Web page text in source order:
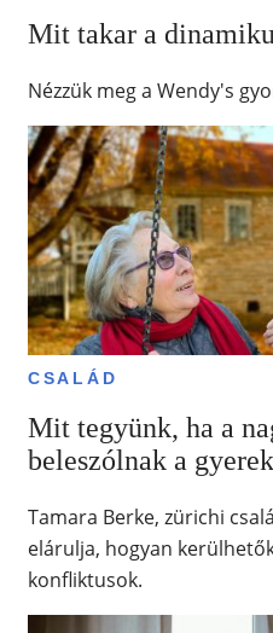
Mit takar a
Nézzük meg a Wendy's
CSALÁD
Mit tegyünk, ha a
beleszólnak a
Tamara Berke, zürichi
elárulja, hogyan
konfliktusok.